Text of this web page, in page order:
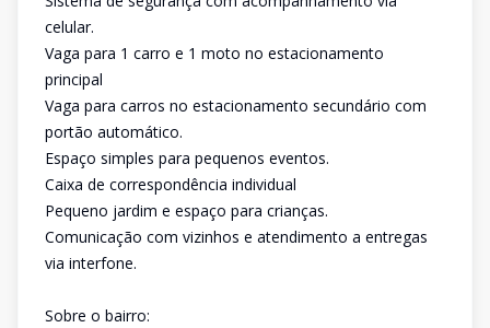
celular.
Vaga para 1 carro e 1 moto no estacionamento
principal
Vaga para carros no estacionamento secundário com
portão automático.
Espaço simples para pequenos eventos.
Caixa de correspondência individual
Pequeno jardim e espaço para crianças.
Comunicação com vizinhos e atendimento a entregas
via interfone.
Sobre o bairro: